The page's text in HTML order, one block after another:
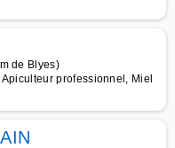
de Blyes)
professionnel, Miel